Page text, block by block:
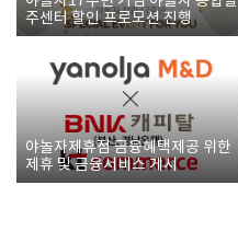
주센터 할인 프로모션 진행
야놀자제휴점 금융혜택제공 위한
제휴 및 금융서비스 게시